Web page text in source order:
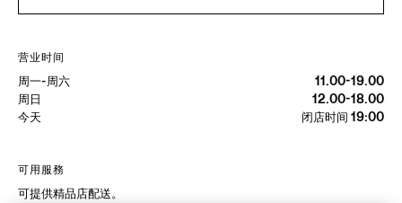
营业时间
周一-周六
11.00-19.00
周日
12.00-18.00
今天
闭店时间 19:00
可用服務
可提供精品店配送。